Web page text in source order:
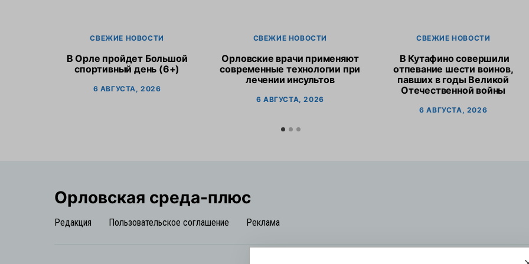
СВЕЖИЕ НОВОСТИ
В Орле пройдет Большой
спортивный день (6+)
6 АВГУСТА, 2026
СВЕЖИЕ НОВОСТИ
Орловские врачи применяют
современные технологии при
лечении инсультов
6 АВГУСТА, 2026
СВЕЖИЕ НОВОСТИ
В Кутафино совершили
отпевание шести воинов,
павших в годы Великой
Отечественной войны
6 АВГУСТА, 2026
Орловская cреда-плюс
Редакция Пользовательское соглашение Реклама